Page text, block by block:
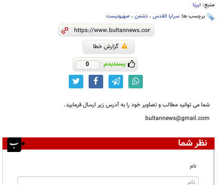
منبع: ایرنا
برچسب ها: سرایا القدس ، دشمن ، صهیونیست
گزارش خطا
پسندیدم 0
شما می توانید مطالب و تصاویر خود را به آدرس زیر ارسال فرمایید.
bultannews@gmail.com
نظر شما
نام